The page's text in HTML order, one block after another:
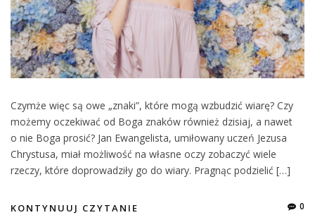
Czymże więc są owe „znaki”, które mogą wzbudzić wiarę? Czy
możemy oczekiwać od Boga znaków również dzisiaj, a nawet
o nie Boga prosić? Jan Ewangelista, umiłowany uczeń Jezusa
Chrystusa, miał możliwość na własne oczy zobaczyć wiele
rzeczy, które doprowadziły go do wiary. Pragnąc podzielić […]
KONTYNUUJ CZYTANIE 0